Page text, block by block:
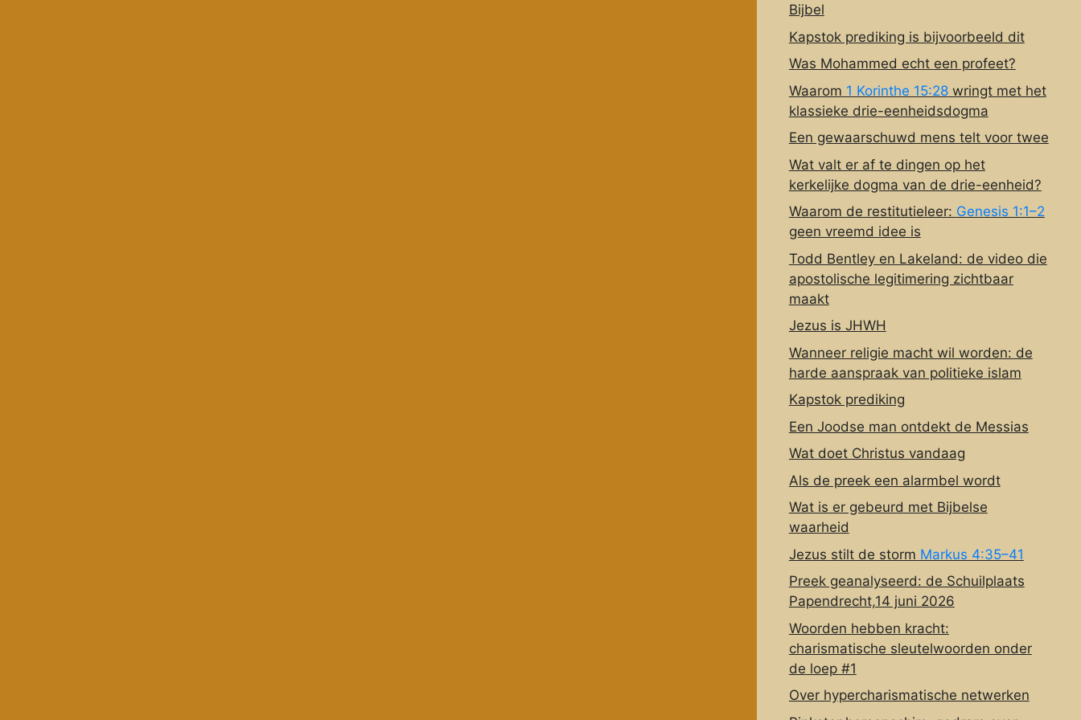
Bijbel
Kapstok prediking is bijvoorbeeld dit
Was Mohammed echt een profeet?
Waarom 1 Korinthe 15:28wringt met het
klassieke drie-eenheidsdogma
Een gewaarschuwd mens telt voor twee
Wat valt er af te dingen op het
kerkelijke dogma van de drie-eenheid?
Waarom de restitutieleer: Genesis 1:1–2
geen vreemd idee is
Todd Bentley en Lakeland: de video die
apostolische legitimering zichtbaar
maakt
Jezus is JHWH
Wanneer religie macht wil worden: de
harde aanspraak van politieke islam
Kapstok prediking
Een Joodse man ontdekt de Messias
Wat doet Christus vandaag
Als de preek een alarmbel wordt
Wat is er gebeurd met Bijbelse
waarheid
Jezus stilt de storm Markus 4:35–41
Preek geanalyseerd: de Schuilplaats
Papendrecht,14 juni 2026
Woorden hebben kracht:
charismatische sleutelwoorden onder
de loep #1
Over hypercharismatische netwerken